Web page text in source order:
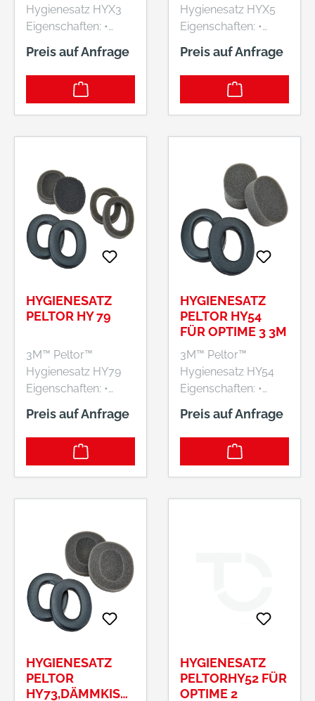
Hygienesatz HYX3
Eigenschaften: •
Hygienesatz für 3M™
Peltor™
Kapselgehörschütze
3m.premiumcustom
er.dach@mmm.com
Preis auf Anfrage
Hygienesatz HYX5
Eigenschaften: •
Hygienesatz für 3M™
Peltor™
Kapselgehörschütze
+492131140,
3m.premiumcustom
er.dach@mmm.com
Preis auf Anfrage
HYGIENESATZ
PELTOR HY 79
3M™ Peltor™
Hygienesatz HY79
Eigenschaften: •
Hygienesatz für 3M™
Peltor™
Kapselgehörschütze
r ProTac™ III
+492131140,
3m.premiumcustom
er.dach@mmm.com
Preis auf Anfrage
HYGIENESATZ
PELTOR HY54
FÜR OPTIME 3 3M
3M™ Peltor™
Hygienesatz HY54
Eigenschaften: •
Hygienesatz für 3M™
Peltor™
Kapselgehörschütze
r Optime™ III H 540 A
Preis auf Anfrage
HYGIENESATZ
PELTOR
HY73,DÄMMKISS
HYGIENESATZ
PELTORHY52 FÜR
OPTIME 2